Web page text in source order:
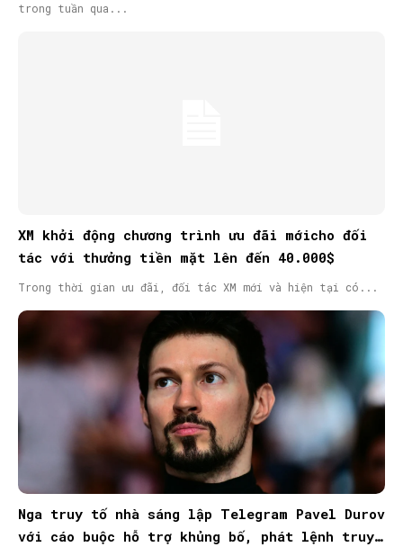
trong tuần qua...
XM khởi động chương trình ưu đãi mớicho đối
tác với thưởng tiền mặt lên đến 40.000$
Trong thời gian ưu đãi, đối tác XM mới và hiện tại có...
Nga truy tố nhà sáng lập Telegram Pavel Durov
với cáo buộc hỗ trợ khủng bố, phát lệnh truy